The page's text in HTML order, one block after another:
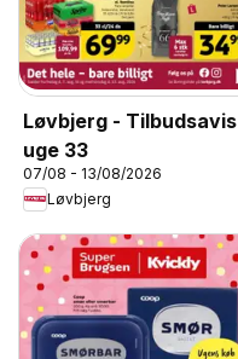
Løvbjerg - Tilbudsavis
uge 33
07/08 - 13/08/2026
Løvbjerg